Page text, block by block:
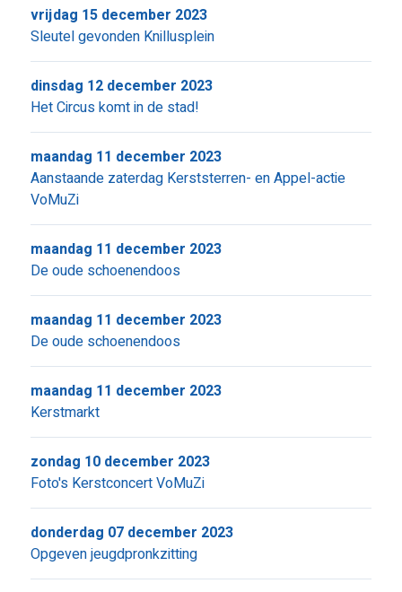
Sleutel gevonden Knillusplein
vrijdag 15 december 2023
Het Circus komt in de stad!
dinsdag 12 december 2023
Aanstaande zaterdag Kerststerren- en Appel-actie
VoMuZi
maandag 11 december 2023
De oude schoenendoos
maandag 11 december 2023
De oude schoenendoos
maandag 11 december 2023
Kerstmarkt
maandag 11 december 2023
Foto's Kerstconcert VoMuZi
zondag 10 december 2023
Opgeven jeugdpronkzitting
donderdag 07 december 2023